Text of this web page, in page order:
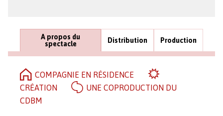
A propos du
spectacle
Distribution Production
COMPAGNIE EN RÉSIDENCE
CRÉATION
UNE COPRODUCTION DU
CDBM